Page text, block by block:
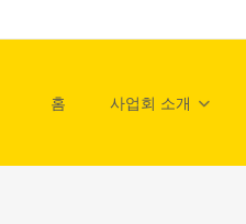
홈 사업회 소개